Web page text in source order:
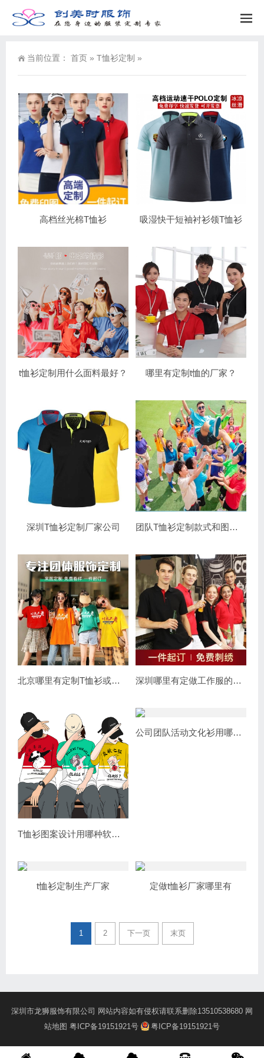
当前位置： 首页 » T恤衫定制 »
高档丝光棉T恤衫 吸湿快干短袖衬衫领T恤衫
t恤衫定制用什么面料最好？ 哪里有定制t恤的厂家？
深圳T恤衫定制厂家公司 团队T恤衫定制款式和图案设计图片
北京哪里有定制T恤衫或量身定做衣服的店 深圳哪里有定做工作服的厂家体恤衫
T恤衫图案设计用哪种软件？
公司团队活动文化衫用哪个色彩好看！
t恤衫定制生产厂家 定做t恤衫厂家哪里有
1 2 下一页 末页
深圳市龙狮服饰有限公司 网站内容如有侵权请联系删除13510538680 网
站地图 粤ICP备19151921号 粤ICP备19151921号